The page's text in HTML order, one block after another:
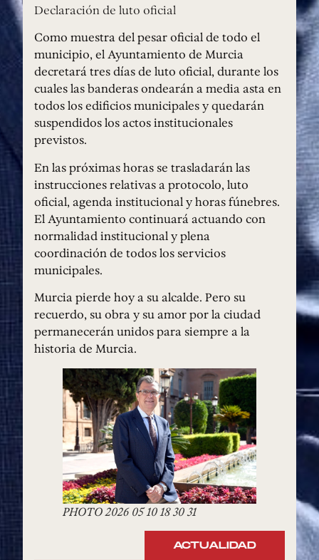
Declaración de luto oficial
Como muestra del pesar oficial de todo el
municipio, el Ayuntamiento de Murcia
decretará tres días de luto oficial, durante los
cuales las banderas ondearán a media asta en
todos los edificios municipales y quedarán
suspendidos los actos institucionales
previstos.
En las próximas horas se trasladarán las
instrucciones relativas a protocolo, luto
oficial, agenda institucional y horas fúnebres.
El Ayuntamiento continuará actuando con
normalidad institucional y plena
coordinación de todos los servicios
municipales.
Murcia pierde hoy a su alcalde. Pero su
recuerdo, su obra y su amor por la ciudad
permanecerán unidos para siempre a la
historia de Murcia.
PHOTO 2026 05 10 18 30 31
ACTUALIDAD